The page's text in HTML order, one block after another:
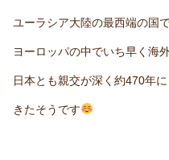
ユーラシア大陸の最西端の国
ヨーロッパの中でいち早く海
日本とも親交が深く約470年
きたそうです